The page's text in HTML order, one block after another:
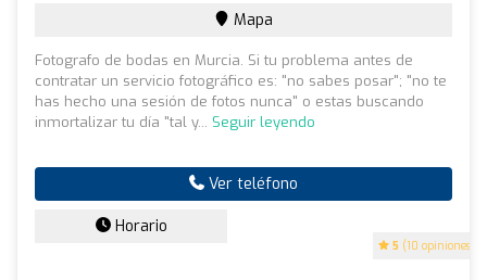
5 (10 opiniones)
Mapa
Fotografo de bodas en Murcia. Si tu problema antes de
contratar un servicio fotográfico es: "no sabes posar"; "no te
has hecho una sesión de fotos nunca" o estas buscando
inmortalizar tu día "tal y... Seguir leyendo
Ver teléfono
Horario